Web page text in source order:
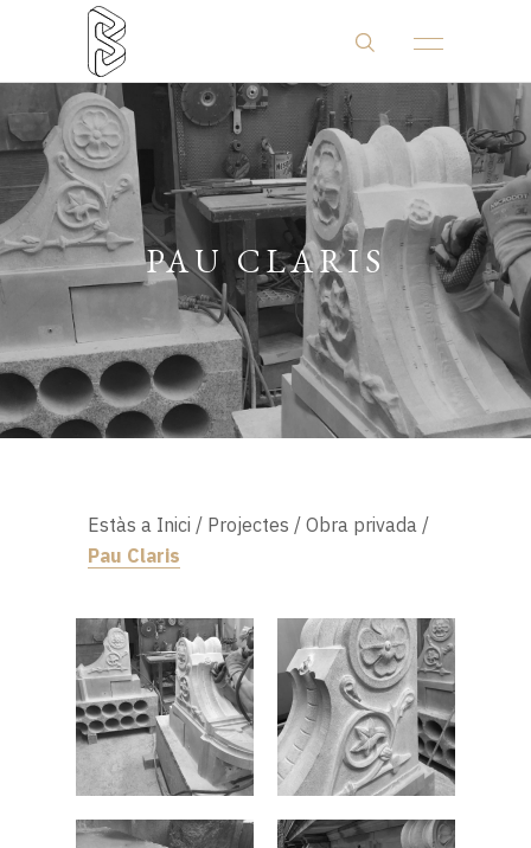
PAU CLARIS
Estàs a Inici / Projectes / Obra privada /
Pau Claris